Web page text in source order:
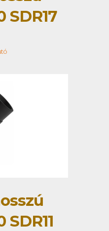
SDR17